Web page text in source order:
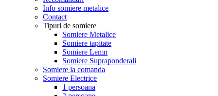
Info somiere metalice
Contact
Tipuri de somiere
Somiere Metalice
Somiere tapitate
Somiere Lemn
Somiere Supraponderali
Somiere la comanda
Somiere Electrice
1 persoana